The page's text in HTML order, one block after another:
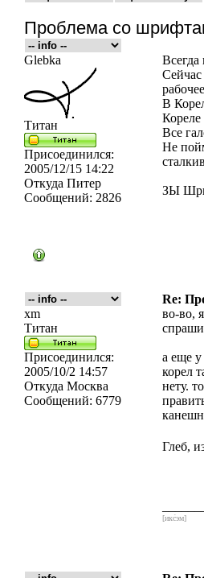
Проблема со
Glebka
Титан
Присоединился:
2005/12/15 14:22
Откуда Питер
Сообщений: 2826
Всегда
В
Все
Не
ЗЫ
Re:
xm
Титан
Присоединился:
2005/10/2 14:57
Откуда Москва
Сообщений: 6779
во-во,
а еще
корел
нету.
Глеб,
[икс́эм]